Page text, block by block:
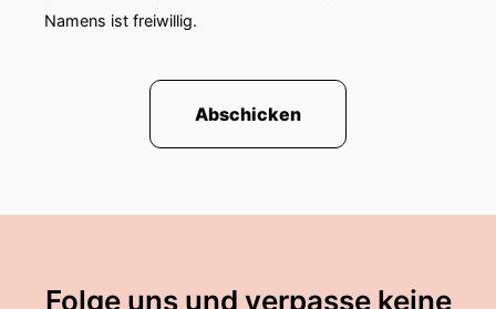
Namens ist freiwillig.
Abschicken
Folge uns und verpasse keine